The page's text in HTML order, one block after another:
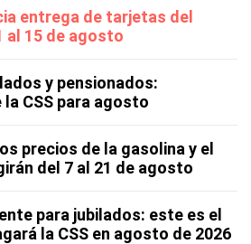
entrega de tarjetas del
al 15 de agosto
y pensionados:
CSS para agosto
precios de la gasolina y el
del 7 al 21 de agosto
para jubilados: este es el
la CSS en agosto de 2026